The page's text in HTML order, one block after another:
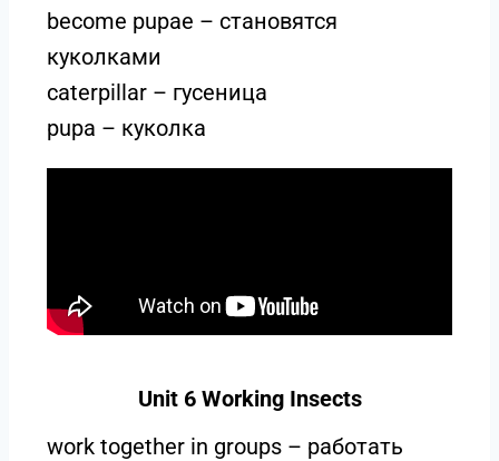
become pupae – становятся
куколками
caterpillar – гусеница
pupa – куколка
Unit 6 Working Insects
work together in groups – работать